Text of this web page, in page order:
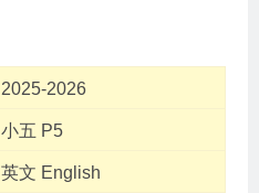
2025-2026
小五 P5
英文 English